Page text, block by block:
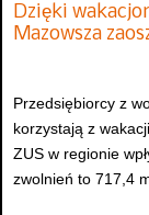
Dzięki
Mazowsza
Przedsiębiorcy z
korzystają z
ZUS w regionie
zwolnień to 717,4